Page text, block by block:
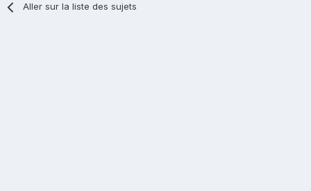
Aller sur la liste des sujets